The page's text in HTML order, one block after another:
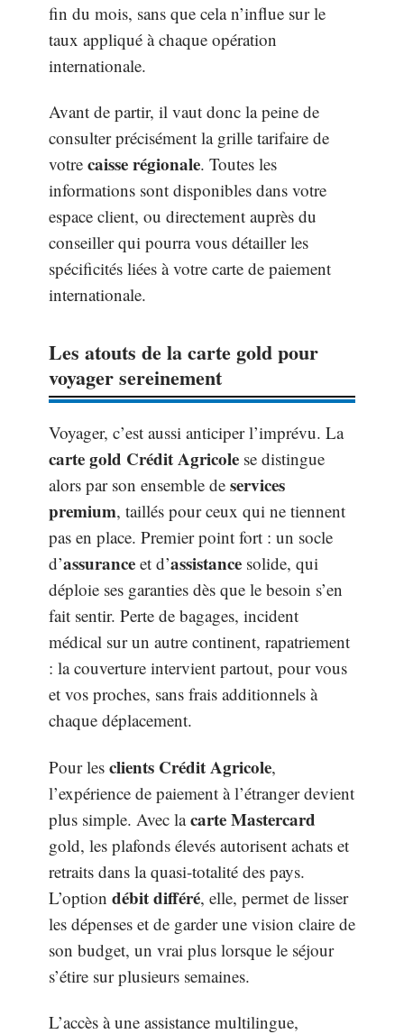
fin du mois, sans que cela n’influe sur le
taux appliqué à chaque opération
internationale.
Avant de partir, il vaut donc la peine de
consulter précisément la grille tarifaire de
votre caisse régionale. Toutes les
informations sont disponibles dans votre
espace client, ou directement auprès du
conseiller qui pourra vous détailler les
spécificités liées à votre carte de paiement
internationale.
Les atouts de la carte gold pour
voyager sereinement
Voyager, c’est aussi anticiper l’imprévu. La
carte gold Crédit Agricole se distingue
alors par son ensemble de services
premium, taillés pour ceux qui ne tiennent
pas en place. Premier point fort : un socle
d’assurance et d’assistance solide, qui
déploie ses garanties dès que le besoin s’en
fait sentir. Perte de bagages, incident
médical sur un autre continent, rapatriement
: la couverture intervient partout, pour vous
et vos proches, sans frais additionnels à
chaque déplacement.
Pour les clients Crédit Agricole,
l’expérience de paiement à l’étranger devient
plus simple. Avec lacarte Mastercard
gold, les plafonds élevés autorisent achats et
retraits dans la quasi-totalité des pays.
L’option débit différé, elle, permet de lisser
les dépenses et de garder une vision claire de
son budget, un vrai plus lorsque le séjour
s’étire sur plusieurs semaines.
L’accès à une assistance multilingue,